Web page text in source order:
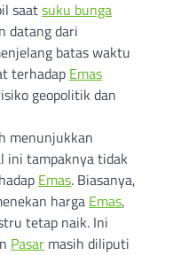
saatsuku bunga
datang dari
batas waktu
terhadap Emas
geopolitik dan
menunjukkan
ini tampaknya tidak
Emas. Biasanya,
harga Emas,
tetap naik. Ini
Pasar masih diliputi